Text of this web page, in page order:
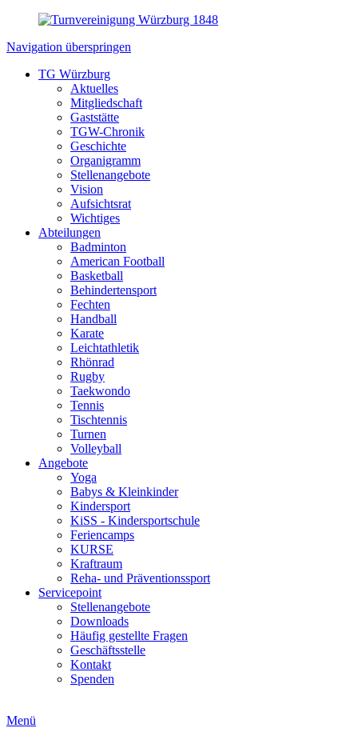
Navigation überspringen
TG Würzburg
Aktuelles
Mitgliedschaft
Gaststätte
TGW-Chronik
Geschichte
Organigramm
Stellenangebote
Vision
Aufsichtsrat
Wichtiges
Abteilungen
Badminton
American Football
Basketball
Behindertensport
Fechten
Handball
Karate
Leichtathletik
Rhönrad
Rugby
Taekwondo
Tennis
Tischtennis
Turnen
Volleyball
Angebote
Yoga
Babys & Kleinkinder
Kindersport
KiSS - Kindersportschule
Feriencamps
KURSE
Kraftraum
Reha- und Präventionssport
Servicepoint
Stellenangebote
Downloads
Häufig gestellte Fragen
Geschäftsstelle
Kontakt
Spenden
Menü